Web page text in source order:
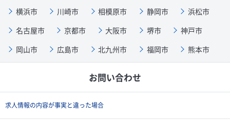
横浜市
川崎市 相模原市 静岡市
浜松市
名古屋市
京都市 大阪市 堺市
神戸市
岡山市
広島市 北九州市 福岡市 熊本市
お問い合わせ
求人情報の内容が事実と違った場合